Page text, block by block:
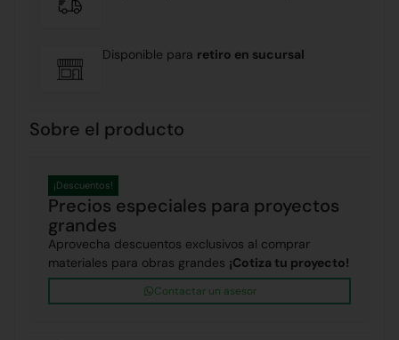
Disponible para retiro en sucursal
Sobre el producto
Precios especiales para proyectos
grandes
¡Descuentos!
Aprovecha descuentos exclusivos al comprar
materiales para obras grandes ¡Cotiza tu proyecto!
Contactar un asesor